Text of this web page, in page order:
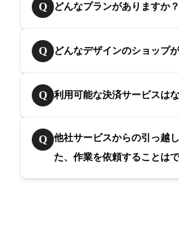
Q どんなプランがありますか？
Q どんなデザインのショップ
Q 利用可能な決済サービスは
Q
他社サービスからの引っ越
た、作業を依頼することは